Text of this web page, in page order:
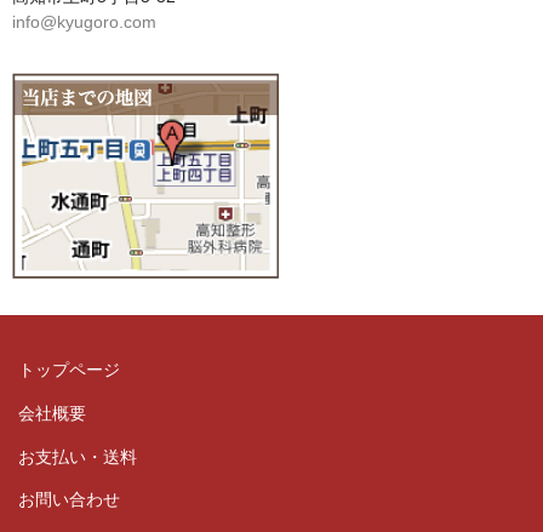
info@kyugoro.com
トップページ
会社概要
お支払い・送料
お問い合わせ